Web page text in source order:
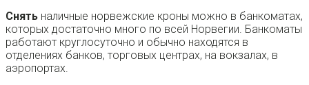
Снять наличные норвежские кроны можно в банкоматах,
которых достаточно много по всей Норвегии. Банкоматы
работают круглосуточно и обычно находятся в
отделениях банков, торговых центрах, на вокзалах, в
аэропортах.